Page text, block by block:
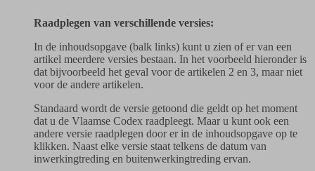
Raadplegen van verschillende versies:
In de inhoudsopgave (balk links) kunt u zien of er van een
artikel meerdere versies bestaan. In het voorbeeld hieronder is
dat bijvoorbeeld het geval voor de artikelen 2 en 3, maar niet
voor de andere artikelen.
Standaard wordt de versie getoond die geldt op het moment
dat u de Vlaamse Codex raadpleegt. Maar u kunt ook een
andere versie raadplegen door er in de inhoudsopgave op te
klikken. Naast elke versie staat telkens de datum van
inwerkingtreding en buitenwerkingtreding ervan.